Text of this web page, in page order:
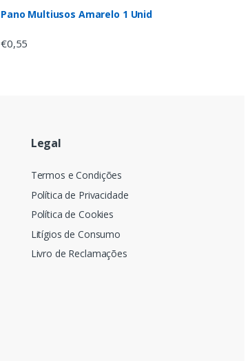
Pano Multiusos Amarelo 1 Unid
€0,55
Legal
Termos e Condições
Política de Privacidade
Política de Cookies
Litígios de Consumo
Livro de Reclamações